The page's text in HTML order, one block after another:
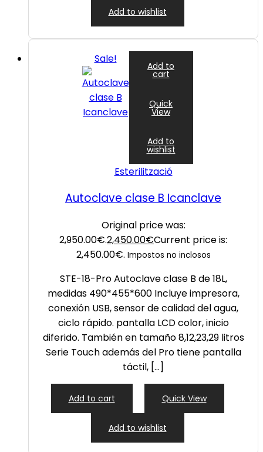
Add to wishlist
Sale!
Add to
cart
Quick
View
Add to
wishlist
Esterilització
Autoclave clase B Icanclave
Original price was:
2,950.00€.2,450.00€Current price is:
2,450.00€. Impostos no inclosos
STE-18-Pro Autoclave clase B de 18L,
medidas 490*455*600 Incluye impresora,
conexión USB, sensor de calidad del agua,
ciclo rápido. pantalla LCD color, inicio
diferido. También en tamaño 8,12,23,29 litros
Serie Touch además del Pro tiene pantalla
táctil, […]
Add to cart Quick View
Add to wishlist